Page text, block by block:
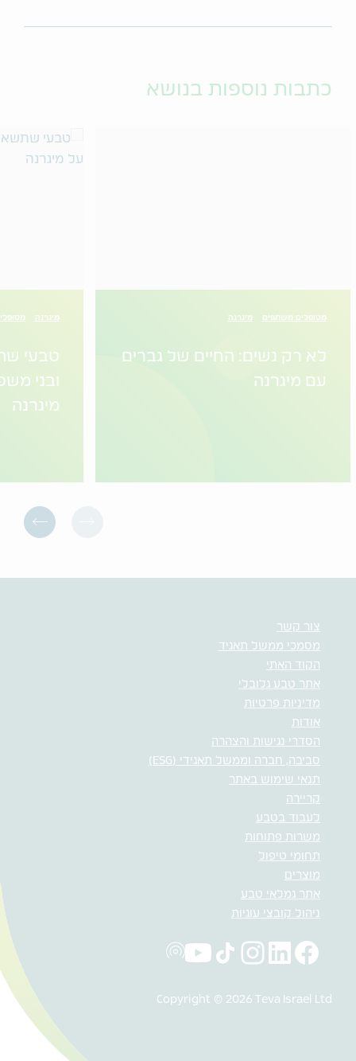
כתבות נוספות בנושא
מטופלים משתפים מיגרנה
לא רק נשים: החיים של גברים
עם מיגרנה
מיגרנה
טבעי
ובני
מיגרנה
צור קשר
מסמכי ממשל תאגיד
הקוד האתי
אתר טבע גלובלי
מדיניות פרטיות
אודות
הסדרי נגישות והצהרה
סביבה, חברה וממשל תאגידי (ESG)
תנאי שימוש באתר
קריירה
לעבוד בטבע
משרות פתוחות
תחומי טיפול
מוצרים
אתר גמלאי טבע
ניהול קובצי עוגיות
Copyright © 2026 Teva Israel Ltd